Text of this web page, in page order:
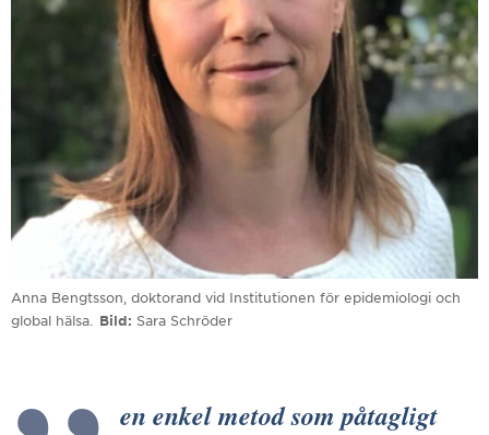
Anna Bengtsson, doktorand vid Institutionen för epidemiologi och
global hälsa.
Bild Sara Schröder
en enkel metod som påtagligt